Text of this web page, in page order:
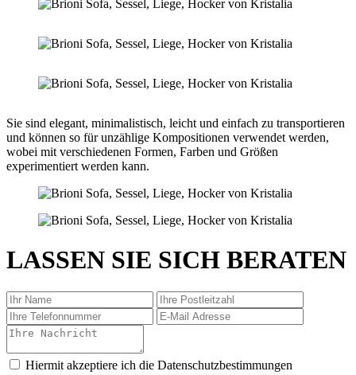
Sie sind elegant, minimalistisch, leicht und einfach zu transportieren
und können so für unzählige Kompositionen verwendet werden,
wobei mit verschiedenen Formen, Farben und Größen
experimentiert werden kann.
LASSEN SIE SICH BERATEN
Hiermit akzeptiere ich die Datenschutzbestimmungen